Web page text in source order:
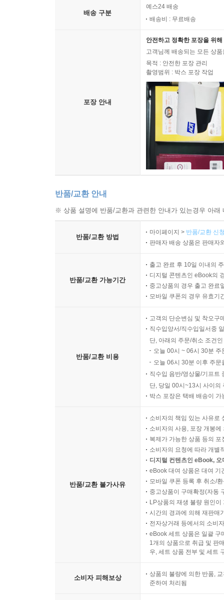
배송 구분
예스24 배송
배송비 : 무료배송
포장 안내
안전하고 정확한 포장을 위
고객님께 배송되는 모든 상
목적 : 안전한 포장 관리
촬영범위 : 박스 포장 작업
반품/교환 안내
※ 상품 설명에 반품/교환과 관련한 안내가 있는경우 아
반품/교환 방법
마이페이지 > 반품/교환 신
판매자 배송 상품은 판매자
반품/교환 가능기간
출고 완료 후 10일 이내의
디지털 콘텐츠인 eBook의
중고상품의 경우 출고 완료
모바일 쿠폰의 경우 유효기
반품/교환 비용
고객의 단순변심 및 착오구
직수입양서/직수입일서중
단, 아래의 주문/취소 조건
오늘 00시 ~ 06시 30분
오늘 06시 30분 이후 주
직수입 음반/영상물/기프트
단, 당일 00시~13시 사이의
박스 포장은 택배 배송이
반품/교환 불가사유
소비자의 책임 있는 사유로
소비자의 사용, 포장 개봉
복제가 가능한 상품 등의
소비자의 요청에 따라 개별
디지털 컨텐츠인 eBook,
eBook 대여 상품은 대여 기
모바일 쿠폰 등록 후 취소/
중고상품이 구매확정(자동
LP상품의 재생 불량 원인
시간의 경과에 의해 재판매
전자상거래 등에서의 소비
eBook 세트 상품은 일괄 구
1개의 상품으로 취급 및 판
우, 세트 상품 전부 및 세트
소비자 피해보상
상품의 불량에 의한 반품,
준하여 처리됨